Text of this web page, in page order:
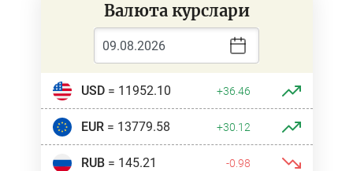
Валюта курслари
USD= 11952.10 +36.46
EUR= 13779.58 +30.12
RUB= 145.21 -0.98